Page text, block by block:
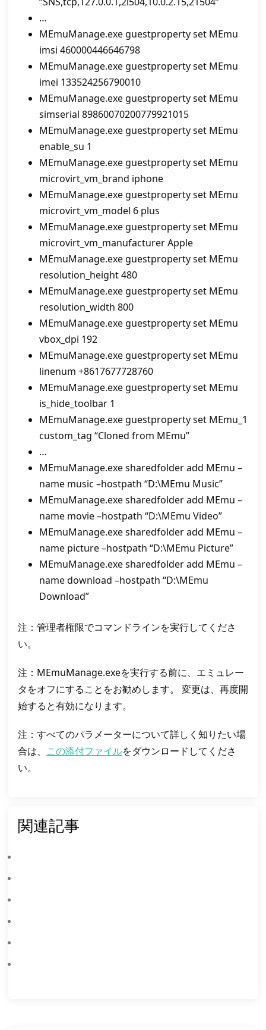
…
MEmuManage.exe guestproperty set MEmu
imsi 460000446646798
MEmuManage.exe guestproperty set MEmu
imei 133524256790010
MEmuManage.exe guestproperty set MEmu
simserial 89860070200779921015
MEmuManage.exe guestproperty set MEmu
enable_su 1
MEmuManage.exe guestproperty set MEmu
microvirt_vm_brand iphone
MEmuManage.exe guestproperty set MEmu
microvirt_vm_model 6 plus
MEmuManage.exe guestproperty set MEmu
microvirt_vm_manufacturer Apple
MEmuManage.exe guestproperty set MEmu
resolution_height 480
MEmuManage.exe guestproperty set MEmu
resolution_width 800
MEmuManage.exe guestproperty set MEmu
vbox_dpi 192
MEmuManage.exe guestproperty set MEmu
linenum +8617677728760
MEmuManage.exe guestproperty set MEmu
is_hide_toolbar 1
MEmuManage.exe guestproperty set MEmu_1
custom_tag “Cloned from MEmu”
…
MEmuManage.exe sharedfolder add MEmu –
name music –hostpath “D:\MEmu Music”
MEmuManage.exe sharedfolder add MEmu –
name movie –hostpath “D:\MEmu Video”
MEmuManage.exe sharedfolder add MEmu –
name picture –hostpath “D:\MEmu Picture”
MEmuManage.exe sharedfolder add MEmu –
name download –hostpath “D:\MEmu
Download”
注：管理者権限でコマンドラインを実行してくださ
い。
注：MEmuManage.exeを実行する前に、エミュレー
タをオフにすることをお勧めします。 変更は、再度開
始すると有効になります。
注：すべてのパラメーターについて詳しく知りたい場
合は、 この添付ファイルをダウンロードしてくださ
い。
関連記事